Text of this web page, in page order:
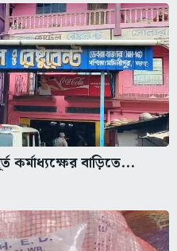
কর্মাধ্যক্ষের বাড়িতে...